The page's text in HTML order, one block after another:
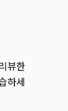
뷰한
하세